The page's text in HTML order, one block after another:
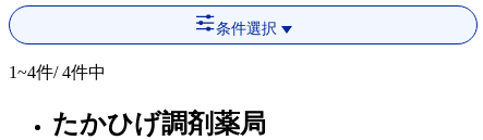
条件選択
1~4件/ 4件中
たかひげ調剤薬局